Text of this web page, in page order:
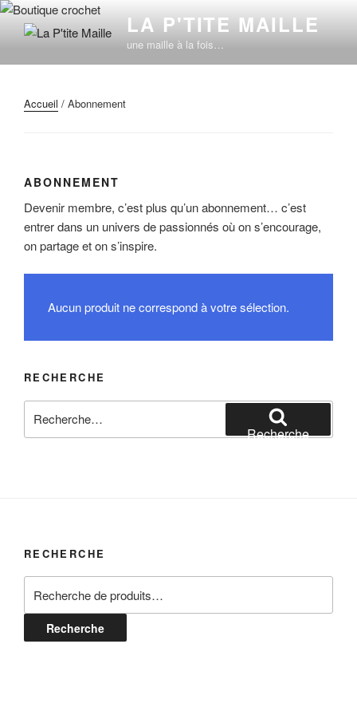
Aller
principal
LA P'TITE MAILLE
une maille à la fois…
Accueil / Abonnement
ABONNEMENT
Devenir membre, c’est plus qu’un abonnement… c’est
entrer dans un univers de passionnés où on s’encourage,
on partage et on s’inspire.
Aucun produit ne correspond à votre sélection.
RECHERCHE
pour
Recherche
RECHERCHE
pour :
Recherche